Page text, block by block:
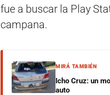
fue a buscar la Play
campana.
MIRÁ TAMBIÉN
Icho Cruz: un
auto